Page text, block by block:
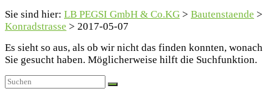
GmbH
&
KG
Sie sind hier: LB PEGSI GmbH & Co.KG > Bautenstaende >
Konradstrasse > 2017-05-07
Es sieht so aus, als ob wir nicht das finden konnten, wonach
Sie gesucht haben. Möglicherweise hilft die Suchfunktion.